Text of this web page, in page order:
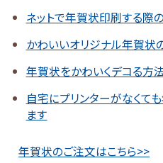
ネットで年賀状印刷する際
かわいいオリジナル年賀状
年賀状をかわいくデコる方
自宅にプリンターがなくて
ます
年賀状のご注文はこちら>>